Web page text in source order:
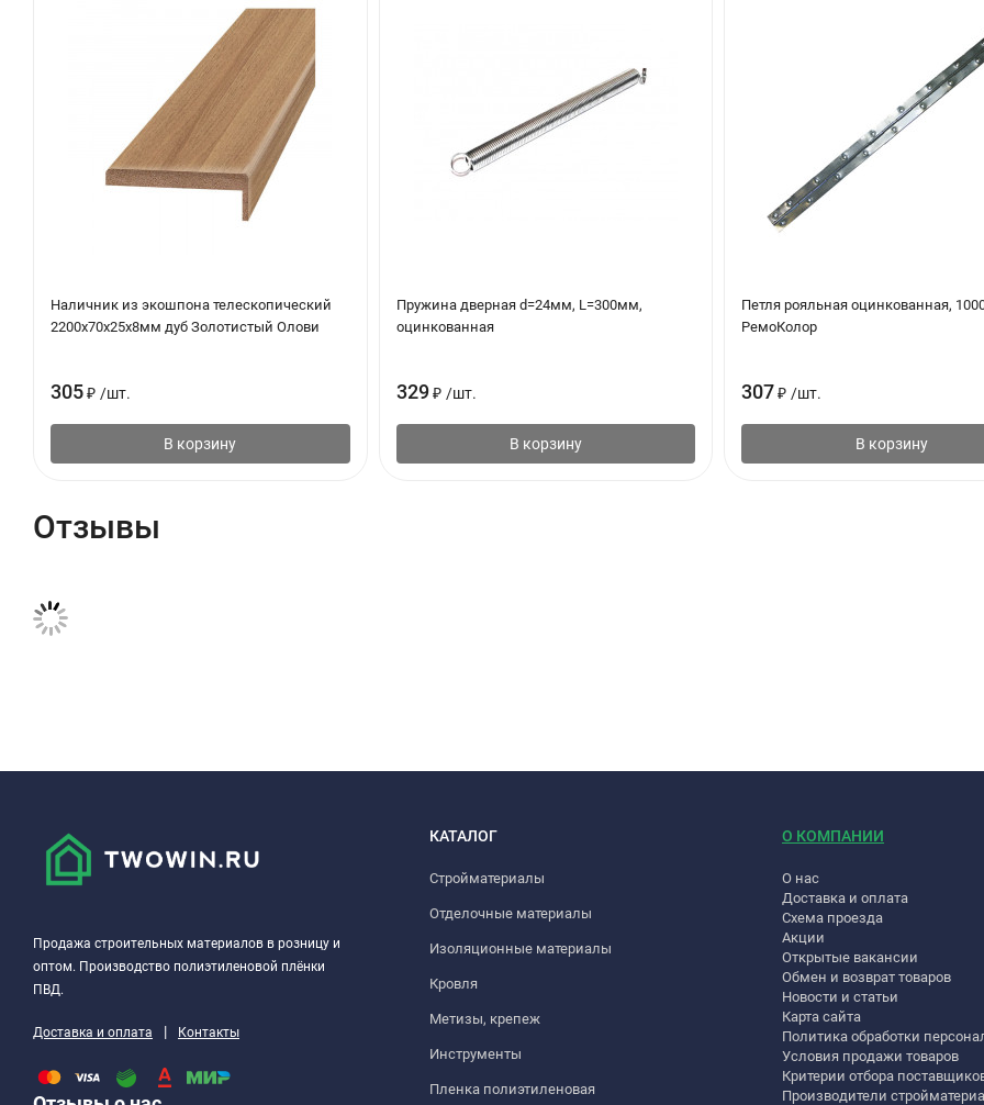
Наличник из экошпона телескопический
2200х70х25х8мм дуб Золотистый Олови
305₽ /шт.
В корзину
Пружина дверная d=24мм, L=300мм,
оцинкованная
329 ₽ /шт.
В корзину
Петля рояльная оцинкованная,
РемоКолор
307 ₽ /шт.
В корзину
Отзывы
Продажа строительных материалов в розницу и
оптом. Производство полиэтиленовой плёнки
ПВД.
Доставка и оплата | Контакты
КАТАЛОГ
Стройматериалы
Отделочные материалы
Изоляционные материалы
Кровля
Метизы, крепеж
Инструменты
Пленка полиэтиленовая
О КОМПАНИИ
О нас
Доставка и оплата
Схема проезда
Акции
Открытые вакансии
Обмен и возврат товаров
Новости и статьи
Карта сайта
Политика обработки
Условия продажи товаров
Критерии отбора
Производители